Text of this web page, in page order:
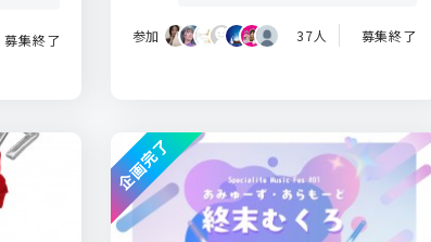
募集終了 参加 37人 募集終了
企画完了